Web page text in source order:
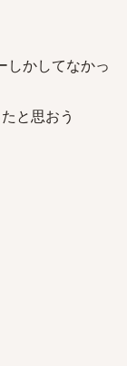
しかしてなかっ
と思おう